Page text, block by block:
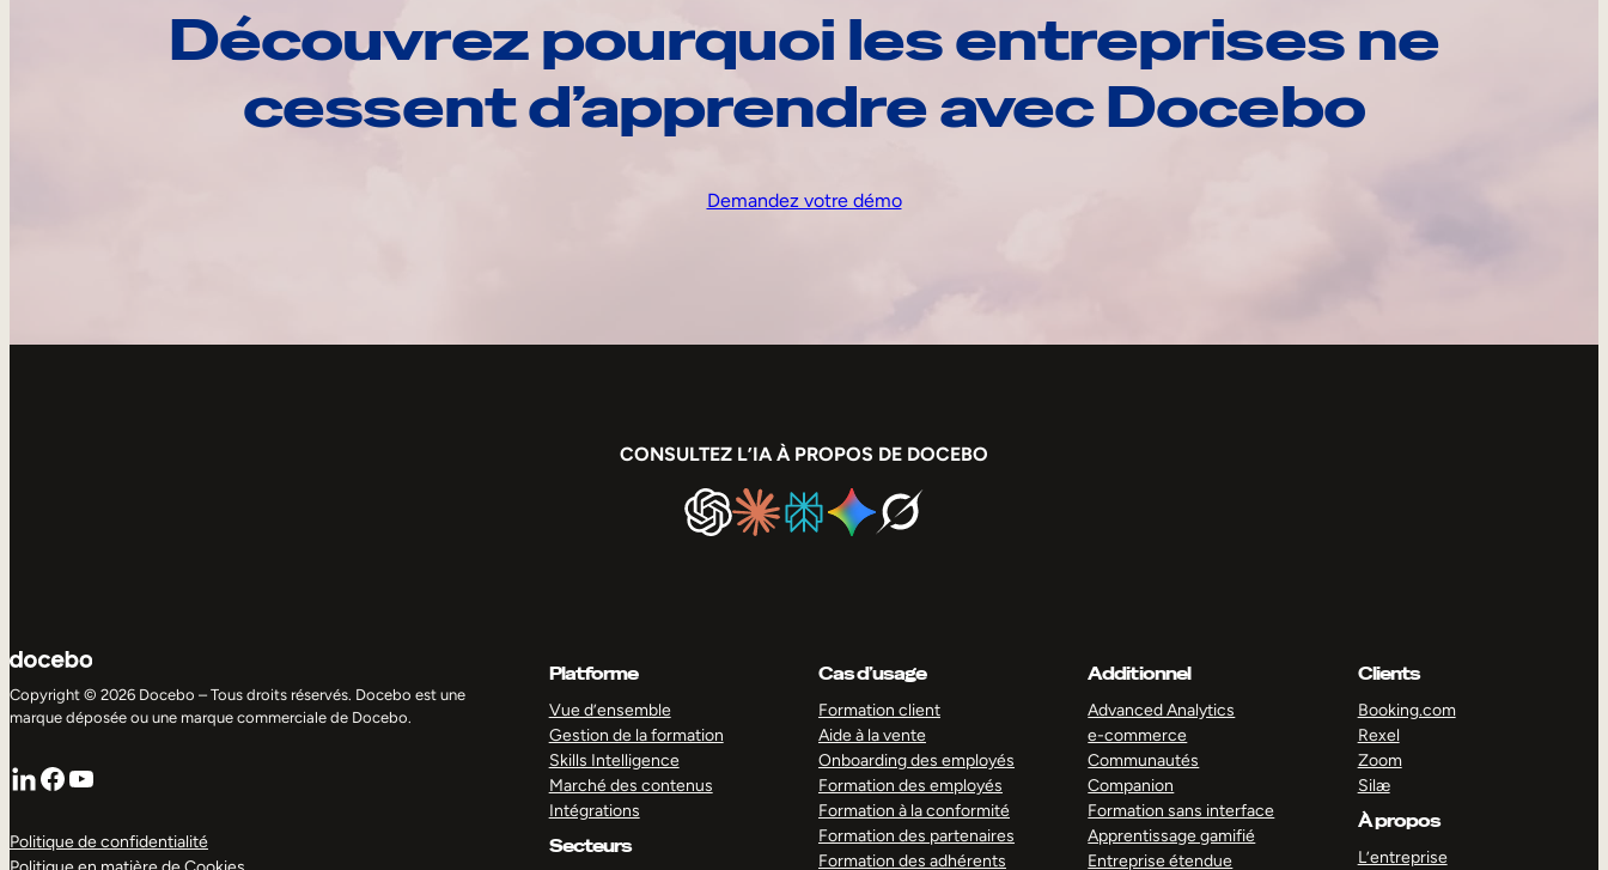
Découvrez pourquoi les entreprises ne
cessent d’apprendre avec Docebo
Demandez votre démo
CONSULTEZ L’IA À PROPOS DE DOCEBO
Copyright © 2026 Docebo – Tous droits réservés. Docebo est une
marque déposée ou une marque commerciale de Docebo.
LinkedIn
Facebook
YouTube
Politique de confidentialité
Platforme
Vue d’ensemble
Gestion de la formation
Skills Intelligence
Marché des contenus
Intégrations
Secteurs
Cas d’usage
Formation client
Aide à la vente
Onboarding des employés
Formation des employés
Formation à la conformité
Formation des partenaires
Formation des adhérents
Additionnel
Advanced Analytics
e-commerce
Communautés
Companion
Formation sans interface
Apprentissage gamifié
Entreprise étendue
Clients
Booking.com
Rexel
Zoom
Silæ
À propos
L’entreprise